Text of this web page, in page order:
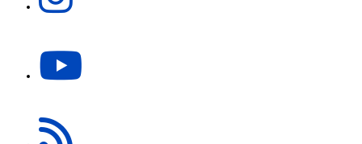
nueva
pestaña